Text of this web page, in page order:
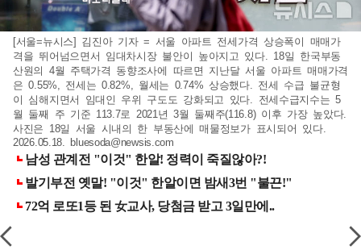
[서울=뉴시스] 김진아 기자 = 서울 아파트 전세가격 상승폭이 매매가
격을 뛰어넘으면서 임대차시장 불안이 높아지고 있다. 18일 한국부동
산원의 4월 주택가격 동향조사에 따르면 지난달 서울 아파트 매매가격
은 0.55%, 전세는 0.82%, 월세는 0.74% 상승했다. 전세 수급 불균형
이 심해지면서 임대인 우위 구도도 강화되고 있다. 전세수급지수는 5
월 둘째 주 기준 113.7로 2021년 3월 둘째주(116.8) 이후 가장 높았다.
사진은 18일 서울 시내의 한 부동산에 매물정보가 표시되어 있다.
2026.05.18.
bluesoda@newsis.com